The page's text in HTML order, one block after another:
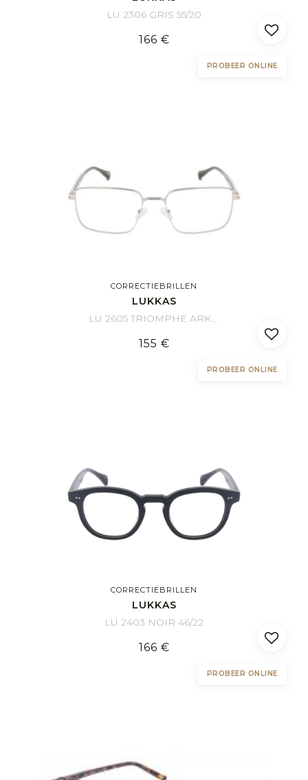
LU 2306 GRIS 55/20
166 €
PROBEER ONLINE
CORRECTIEBRILLEN
LUKKAS
LU 2605 TRIOMPHE ARKA 58/19
155 €
PROBEER ONLINE
CORRECTIEBRILLEN
LUKKAS
LU 2403 NOIR 46/22
166 €
PROBEER ONLINE